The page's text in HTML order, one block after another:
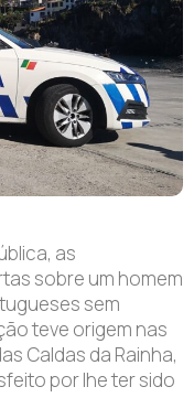
as
sobre um homem
sem
teve origem nas
Caldas da Rainha,
por lhe ter sido